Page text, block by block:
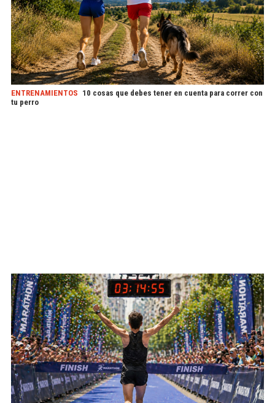
ENTRENAMIENTOS 10 cosas que debes tener en cuenta para correr con
tu perro